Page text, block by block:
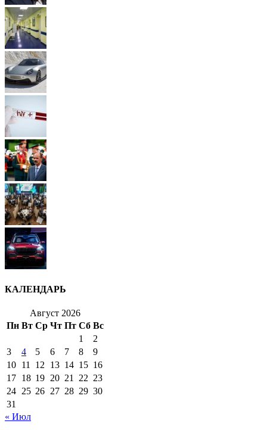
КАЛЕНДАРЬ
Август 2026
Пн Вт Ср Чт Пт Сб Вс
1
2
3
4 5 6 7 8
9
10 11 12 13 14 15 16
17 18 19 20 21 22 23
24 25 26 27 28 29 30
31
« Июл